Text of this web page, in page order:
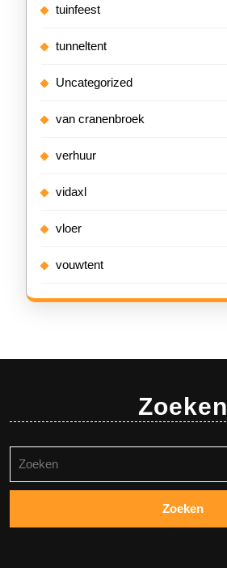
tuinfeest
tunneltent
Uncategorized
van cranenbroek
verhuur
vidaxl
vloer
vouwtent
Zoeken
naar: